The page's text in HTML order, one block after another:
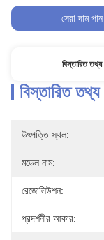
সেরা দাম পান
বিস্তারিত তথ্য
বিস্তারিত তথ্য
উৎপত্তি স্থল:
মডেল নাম:
রেজোলিউশন:
প্রদর্শনীর আকার: